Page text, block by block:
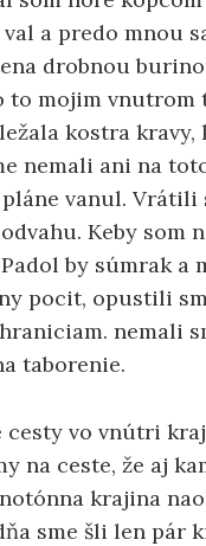
a predo mnou
drobnou
to mojim
kostra
nemali ani na
vanul. Vrátili
Keby som
by súmrak a
pocit, opustili
nemali
taborenie.
cesty vo vnútri
na ceste, že aj
krajina
sme šli len pár